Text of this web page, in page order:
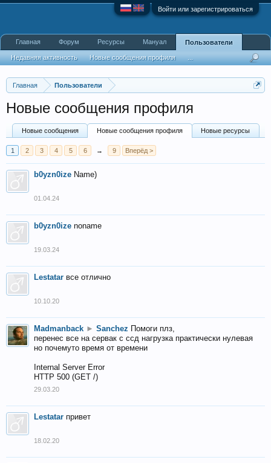
Войти или зарегистрироваться
Главная Пользователи
Новые сообщения профиля
Новые сообщения Новые сообщения профиля Новые ресурсы
1 2 3 4 5 6 → 9 Вперёд >
b0yzn0ize Name)
01.04.24
b0yzn0ize noname
19.03.24
Lestatar все отлично
10.10.20
Madmanback ► Sanchez Помоги плз,
перенес все на сервак с ссд нагрузка практически нулевая
но почемуто время от времени
Internal Server Error
HTTP 500 (GET /)
29.03.20
Lestatar привет
18.02.20
Главная Форум Ресурсы Мануал Пользователи
Недавняя активность Новые сообщения профиля